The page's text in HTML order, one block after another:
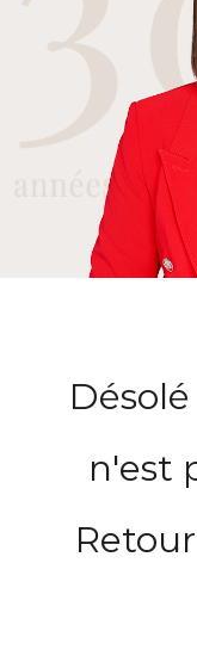
n'est